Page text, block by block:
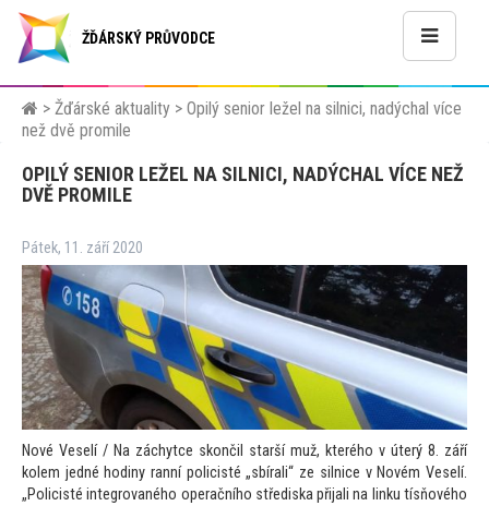
ŽĎÁRSKÝ PRŮVODCE
> Žďárské aktuality > Opilý senior ležel na silnici, nadýchal více
než dvě promile
OPILÝ SENIOR LEŽEL NA SILNICI, NADÝCHAL VÍCE NEŽ
DVĚ PROMILE
Pátek, 11. září 2020
Nové Veselí / Na záchytce skončil starší muž, kterého v úterý 8. září
kolem jedné hodiny ranní policisté „sbírali“ ze silnice v Novém Veselí.
„Policisté integrovaného operačního střediska přijali na linku tísňového